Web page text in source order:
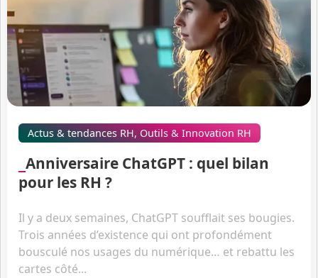
Actus & tendances RH,Outils & Innovation RH
Anniversaire ChatGPT : quel bilan
pour les RH ?
Il y a deux semaines, ChatGPT soufflait ses bougies.
Trois années d’existence qui ont profondément
bousculé nos usages du numérique… et rebattu les
cartes côté...